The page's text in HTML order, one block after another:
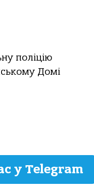
поліцію
Домі
у Telegram